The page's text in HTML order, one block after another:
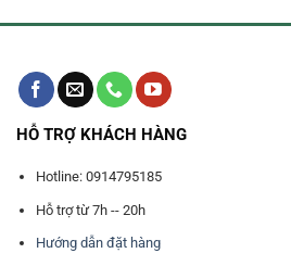
HỖ TRỢ KHÁCH HÀNG
Hotline: 0914795185
Hỗ trợ từ 7h -- 20h
Hướng dẫn đặt hàng